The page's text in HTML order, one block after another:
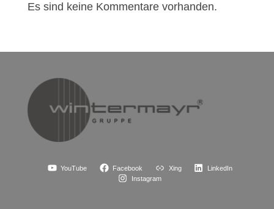
Es sind keine Kommentare vorhanden.
YouTube Facebook Xing
LinkedIn
Instagram